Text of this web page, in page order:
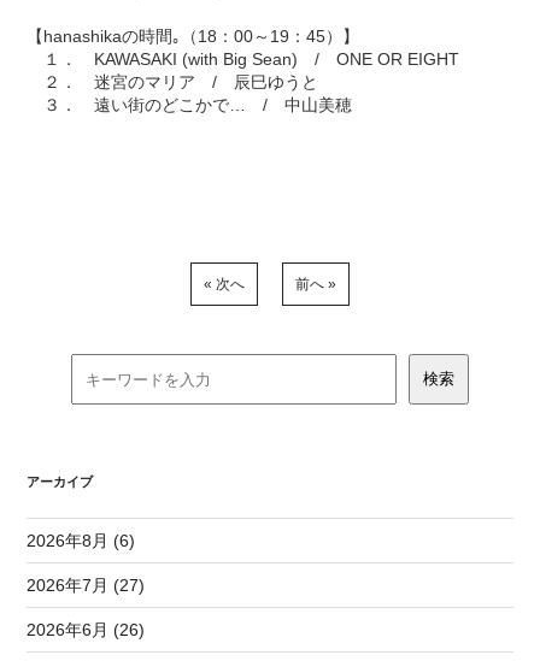
【hanashikaの時間｡（18：00～19：45）】
１． KAWASAKI (with Big Sean) / ONE OR EIGHT
２． 迷宮のマリア / 辰巳ゆうと
３． 遠い街のどこかで… / 中山美穂
« 次へ 前へ »
アーカイブ
2026年8月 (6)
2026年7月 (27)
2026年6月 (26)